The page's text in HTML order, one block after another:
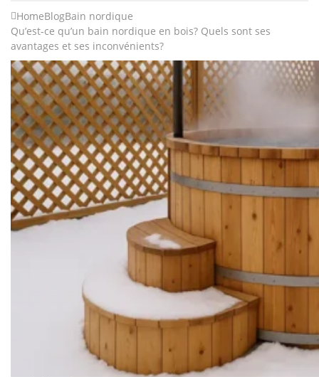
HomeBlogBain nordique
Qu’est-ce qu’un bain nordique en bois? Quels sont ses
avantages et ses inconvénients?